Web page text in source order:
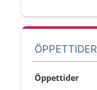
ÖPPETTIDER
Öppettider